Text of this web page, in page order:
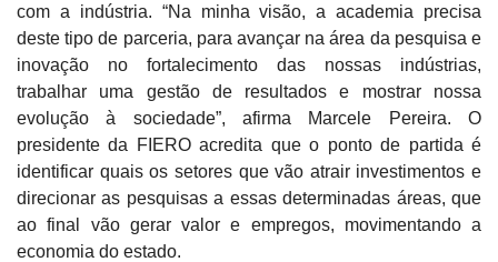
com a indústria. “Na minha visão, a academia precisa
deste tipo de parceria, para avançar na área da pesquisa e
inovação no fortalecimento das nossas indústrias,
trabalhar uma gestão de resultados e mostrar nossa
evolução à sociedade”, afirma Marcele Pereira. O
presidente da FIERO acredita que o ponto de partida é
identificar quais os setores que vão atrair investimentos e
direcionar as pesquisas a essas determinadas áreas, que
ao final vão gerar valor e empregos, movimentando a
economia do estado.